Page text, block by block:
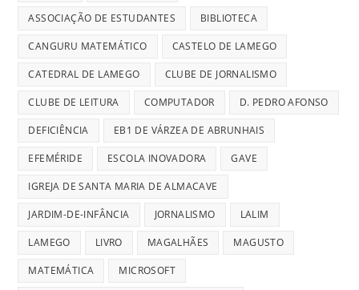
ASSOCIAÇÃO DE ESTUDANTES BIBLIOTECA
CANGURU MATEMÁTICO CASTELO DE LAMEGO
CATEDRAL DE LAMEGO CLUBE DE JORNALISMO
CLUBE DE LEITURA COMPUTADOR D. PEDRO AFONSO
DEFICIÊNCIA EB1 DE VÁRZEA DE ABRUNHAIS
EFEMÉRIDE ESCOLA INOVADORA GAVE
IGREJA DE SANTA MARIA DE ALMACAVE
JARDIM-DE-INFÂNCIA JORNALISMO LALIM
LAMEGO LIVRO MAGALHÃES MAGUSTO
MATEMÁTICA MICROSOFT